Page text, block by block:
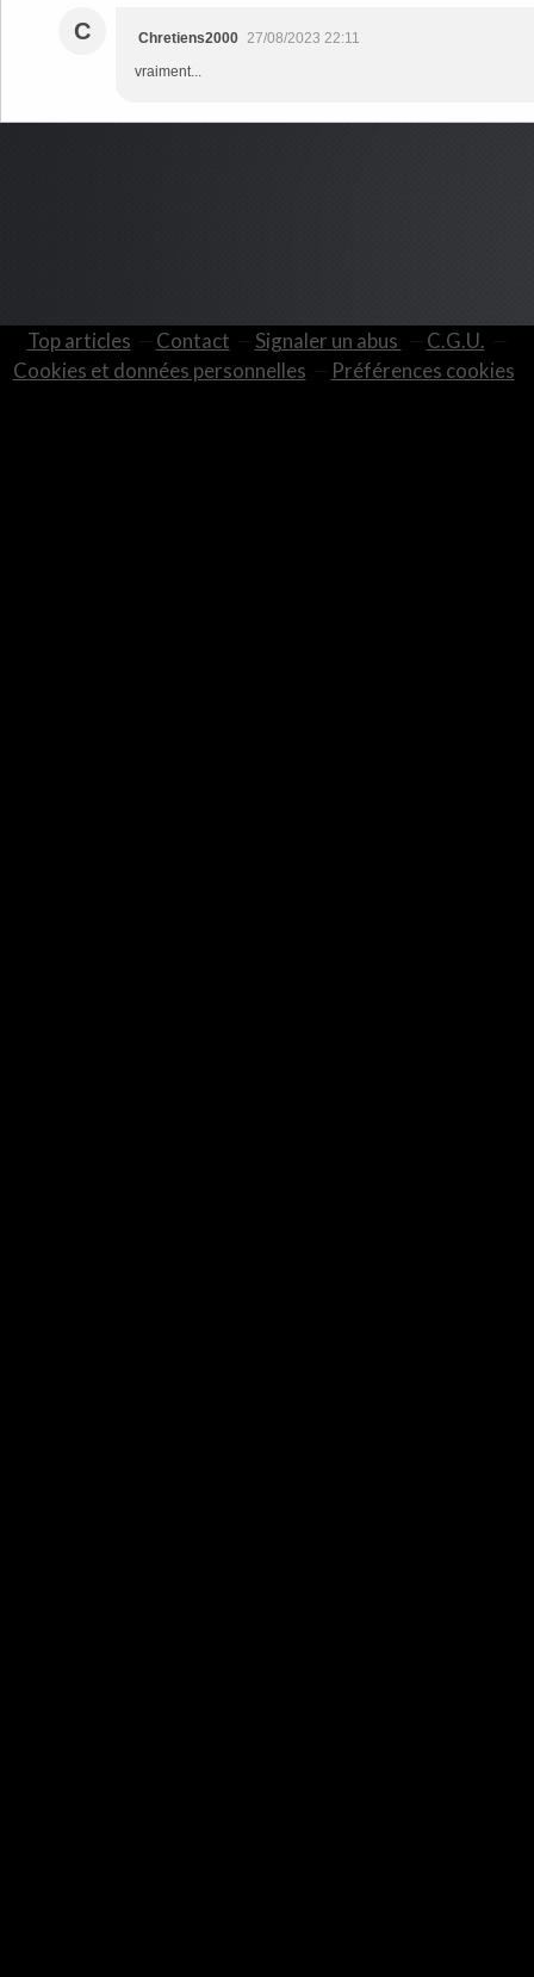
C Chretiens2000 27/08/2023 22:11
vraiment...
Top articles Contact Signaler un abus
C.G.U.
Cookies et données personnelles
Préférences cookies